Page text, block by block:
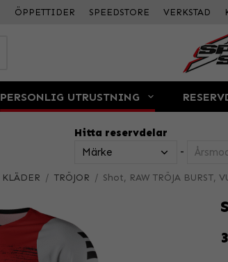
ÖPPETTIDER SPEEDSTORE VERKSTAD
PERSONLIG UTRUSTNING
Hitta reservdelar
-
KLÄDER / TRÖJOR / Shot, RAW TRÖJA BURST,